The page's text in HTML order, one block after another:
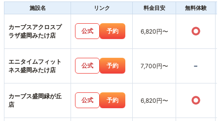
施設名
リンク 料金目安 無料体験
カーブスアクロスプ
ラザ盛岡みたけ店
公式 予約 6,820円〜 ○
エニタイムフィット
ネス盛岡みたけ店
公式 予約 7,700円〜 -
カーブス盛岡緑が丘
店
公式 予約 6,820円〜 ○